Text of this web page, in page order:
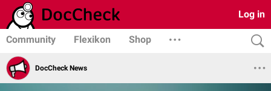
Log in
Community Flexikon Shop
DocCheck News